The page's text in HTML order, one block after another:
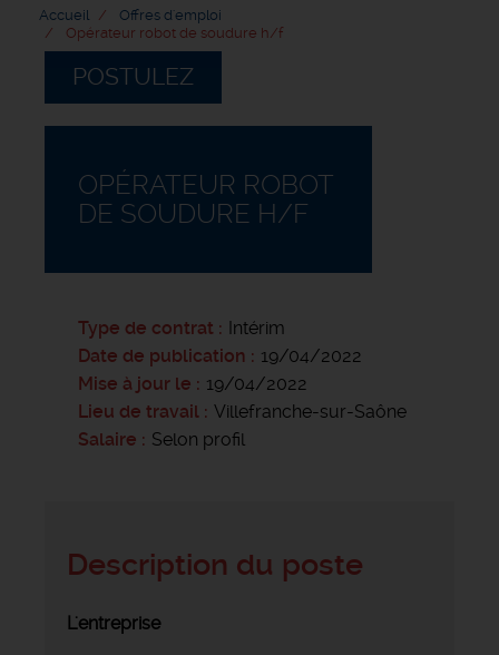
Accueil
Offres d'emploi
Opérateur robot de soudure h/f
POSTULEZ
OPÉRATEUR ROBOT
DE SOUDURE H/F
Type de contrat
Intérim
Date de publication
19/04/2022
Mise à jour le
19/04/2022
Lieu de travail
Villefranche-sur-Saône
Salaire
Selon profil
Description du poste
L'entreprise